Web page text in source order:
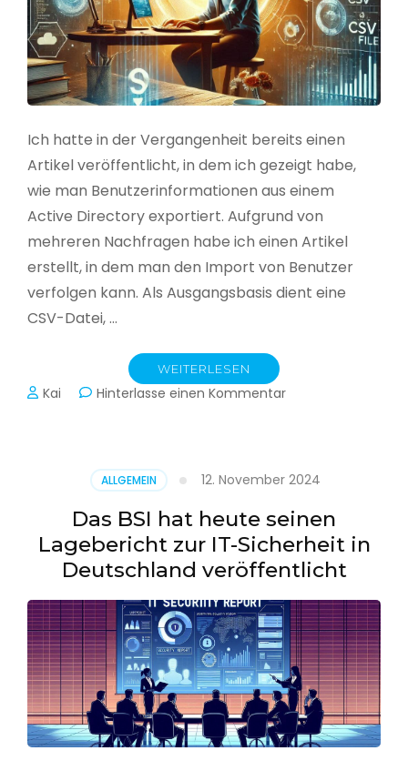
Ich hatte in der Vergangenheit bereits einen
Artikel veröffentlicht, in dem ich gezeigt habe,
wie man Benutzerinformationen aus einem
Active Directory exportiert. Aufgrund von
mehreren Nachfragen habe ich einen Artikel
erstellt, in dem man den Import von Benutzer
verfolgen kann. Als Ausgangsbasis dient eine
CSV-Datei, …
WEITERLESEN
Kai Hinterlasse einen Kommentarzu
aus
CSV
erstellen
ALLGEMEIN 12. November 2024
Das BSI hat heute seinen
Lagebericht zur IT-Sicherheit in
Deutschland veröffentlicht